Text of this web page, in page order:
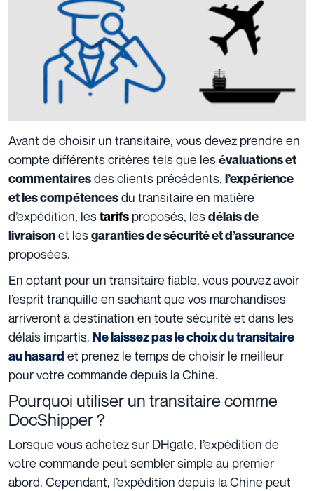
Avant de choisir un transitaire, vous devez prendre en
compte différents critères tels que lesévaluations et
commentairesdes clients précédents, l’expérience
et les compétencesdu transitaire en matière
d’expédition, lestarifs proposés, lesdélais de
livraisonet lesgaranties de sécurité et d’assurance
proposées.
En optant pour un transitaire fiable, vous pouvez avoir
l’esprit tranquille en sachant que vos marchandises
arriveront à destination en toute sécurité et dans les
délais impartis. Ne laissez pas le choix du transitaire
au hasard et prenez le temps de choisir le meilleur
pour votre commande depuis la Chine.
Pourquoi utiliser un transitaire comme
DocShipper ?
Lorsque vous achetez sur DHgate, l’expédition de
votre commande peut sembler simple au premier
abord. Cependant, l’expédition depuis la Chine peut